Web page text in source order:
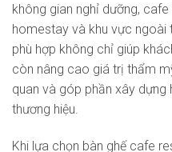
không gian nghỉ dưỡng,
homestay và khu vực
phù hợp không chỉ giúp
còn nâng cao giá trị thẩm
quan và góp phần xây dựng
thương hiệu.
Khi lựa chọn bàn ghế cafe